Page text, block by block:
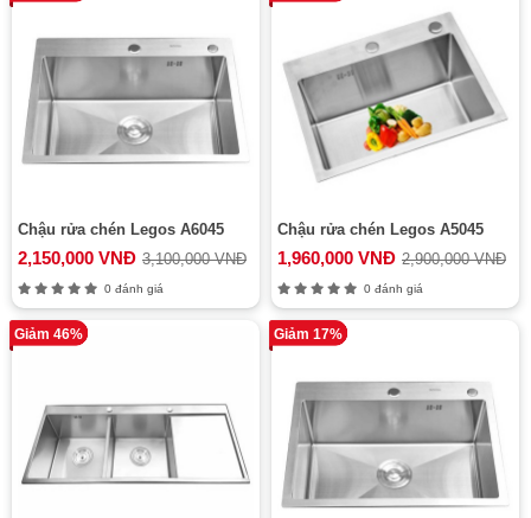
Chậu rửa chén Legos A6045
2,150,000 VNĐ 3,100,000 VNĐ
0 đánh giá
Chậu rửa chén Legos A5045
1,960,000 VNĐ 2,900,000 VNĐ
0 đánh giá
Giảm 46% Giảm 17%